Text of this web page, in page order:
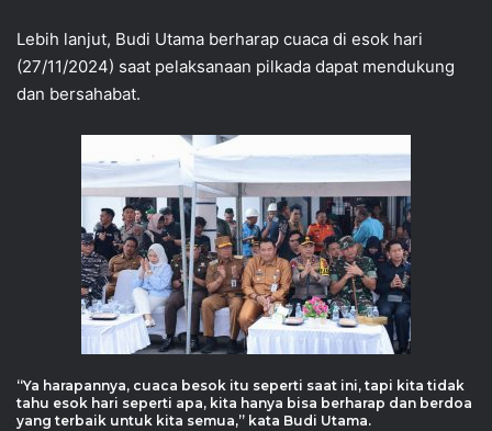
Lebih lanjut, Budi Utama berharap cuaca di esok hari
(27/11/2024) saat pelaksanaan pilkada dapat mendukung
dan bersahabat.
“Ya harapannya, cuaca besok itu seperti saat ini, tapi kita tidak
tahu esok hari seperti apa, kita hanya bisa berharap dan berdoa
yang terbaik untuk kita semua,” kata Budi Utama.